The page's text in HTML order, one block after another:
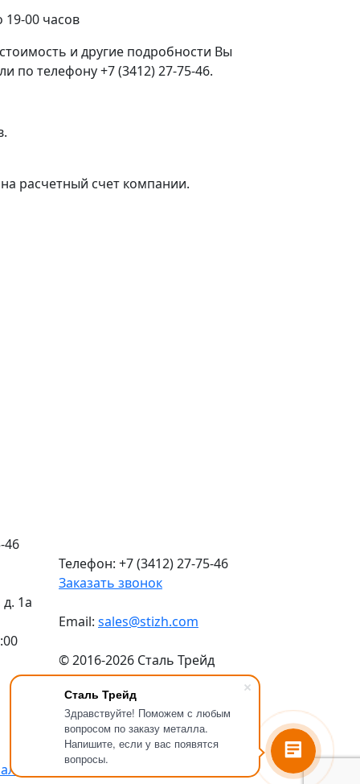
Сталь Трейд
Здравствуйте! Поможем с любым
вопросом по заказу металла.
Напишите, если у вас появятся
вопросы.
19-00 часов
и другие подробности Вы
по телефону +7 (3412) 27-75-46.
расчетный счет компании.
46
1а
Телефон: +7 (3412) 27-75-46
Заказать звонок
Email: sales@stizh.com
© 2016-2026 Сталь Трейд
Металлопрокатпо выгодным
ценам
Политика конфиденциальности